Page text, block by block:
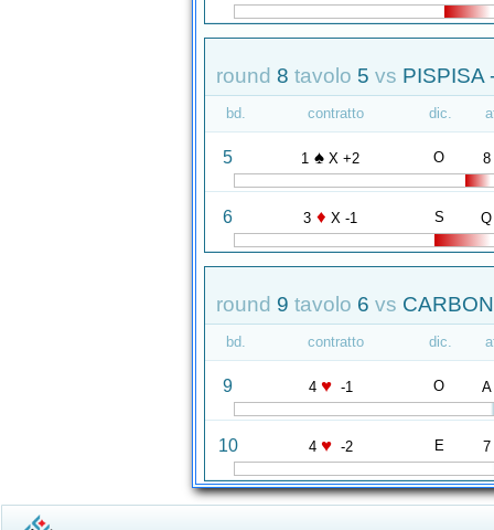
round 8 tavolo 5 vs PISPISA
bd. contratto dic.
5 1 ♠ X +2 O 8
6 3 ♦ X -1 S Q
round 9 tavolo 6 vs
bd. contratto dic.
9 4 ♥ -1 O A
10 4 ♥ -2 E 7